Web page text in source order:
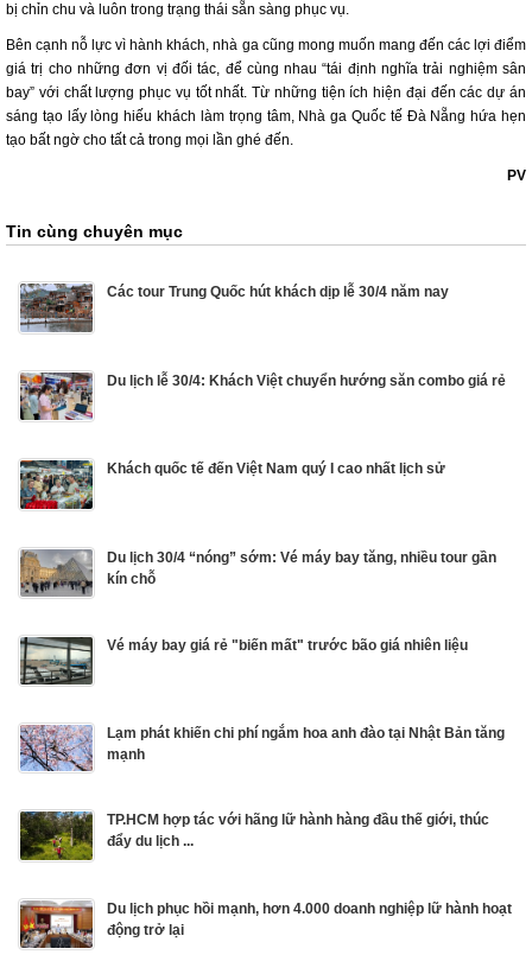
bị chỉn chu và luôn trong trạng thái sẵn sàng phục vụ.
Bên cạnh nỗ lực vì hành khách, nhà ga cũng mong muốn mang đến các lợi điểm
giá trị cho những đơn vị đối tác, để cùng nhau “tái định nghĩa trải nghiệm sân
bay” với chất lượng phục vụ tốt nhất. Từ những tiện ích hiện đại đến các dự án
sáng tạo lấy lòng hiếu khách làm trọng tâm, Nhà ga Quốc tế Đà Nẵng hứa hẹn
tạo bất ngờ cho tất cả trong mọi lần ghé đến.
PV
Tin cùng chuyên mục
Các tour Trung Quốc hút khách dịp lễ 30/4 năm nay
Du lịch lễ 30/4: Khách Việt chuyển hướng săn combo giá rẻ
Khách quốc tế đến Việt Nam quý I cao nhất lịch sử
Du lịch 30/4 “nóng” sớm: Vé máy bay tăng, nhiều tour gần
kín chỗ
Vé máy bay giá rẻ "biến mất" trước bão giá nhiên liệu
Lạm phát khiến chi phí ngắm hoa anh đào tại Nhật Bản tăng
mạnh
TP.HCM hợp tác với hãng lữ hành hàng đầu thế giới, thúc
đẩy du lịch ...
Du lịch phục hồi mạnh, hơn 4.000 doanh nghiệp lữ hành hoạt
động trở lại